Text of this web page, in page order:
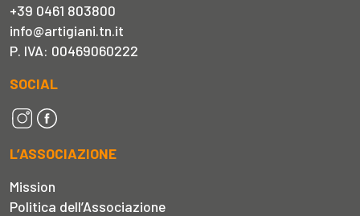
+39 0461 803800
info@artigiani.tn.it
P. IVA: 00469060222
SOCIAL
L’ASSOCIAZIONE
Mission
Politica dell’Associazione